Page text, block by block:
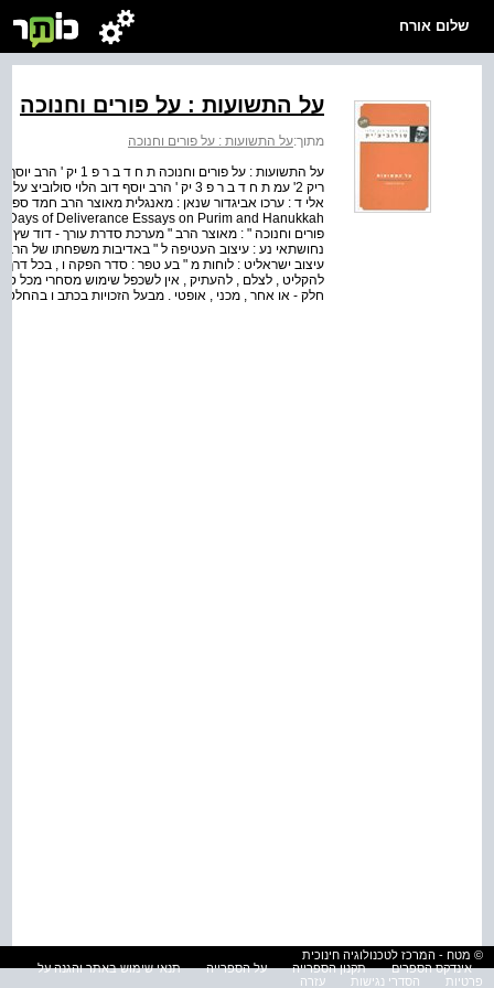
שלום אורח
על התשועות : על פורים וחנוכה
מתוך:על התשועות : על פורים וחנוכה
ריק 2' עמ ת ח ד ב ר פ 3 יק ' הרב יוסף דוב
פורים וחנוכה " : מאוצר הרב " מערכת סדרת עורך - דוד שץ
נחושתאי נע : עיצוב העטיפה ל " באדיבות משפחתו של הרב
עיצוב ישראליט : לוחות מ " בע טפר : סדר הפקה ו , בכל
להקליט , לצלם , להעתיק , אין לשכפל שימוש מסחרי מכל
חלק - או אחר , מכני , אופטי . מבעל הזכויות בכתב ו
© מטח - המרכז לטכנולוגיה חינוכית
אינדקס הספרים
תקנון הספרייה על הספרייה
תנאי שימוש באתר והגנה על
פרטיות
הסדרי נגישות עזרה